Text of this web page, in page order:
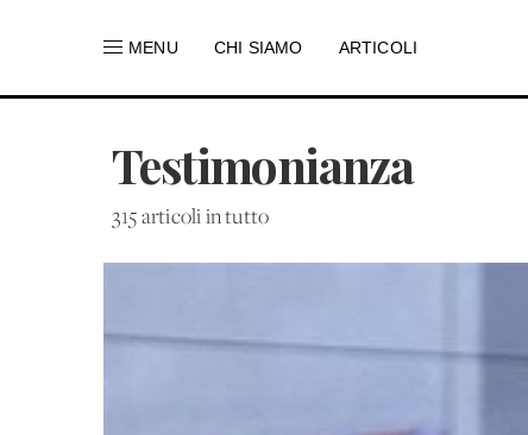
MENU CHI SIAMO ARTICOLI
Testimonianza
315 articoli in tutto